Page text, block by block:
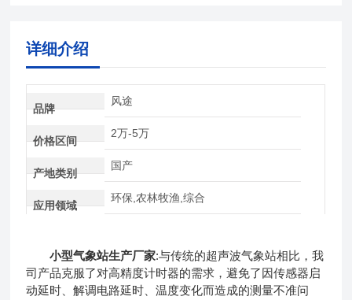
详细介绍
品牌
风途
价格区间
2万-5万
产地类别
国产
应用领域
环保,农林牧渔,综合
小型气象站生产厂家:与传统的超声波气象站相比，我
司产品克服了对高精度计时器的需求，避免了因传感器启
动延时、解调电路延时、温度变化而造成的测量不准问